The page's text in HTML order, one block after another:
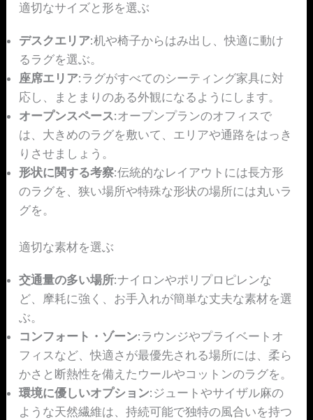
適切なサイズと形を選ぶ
デスクエリア:机や椅子からはみ出し、快適に動け
るラグを選ぶ。
座席エリア:ラグがすべてのシーティング家具に対
応し、まとまりのある外観になるようにします。
オープンスペース:オープンプランのオフィスで
は、大きめのラグを敷いて、エリアや通路をはっき
りさせましょう。
形状に関する考察:伝統的なレイアウトには長方形
のラグを、狭い場所や特殊な形状の場所には丸いラ
グを。
適切な素材を選ぶ
交通量の多い場所:ナイロンやポリプロピレンな
ど、摩耗に強く、お手入れが簡単な丈夫な素材を選
ぶ。
コンフォート・ゾーン:ラウンジやプライベートオ
フィスなど、快適さが最優先される場所には、柔ら
かさと断熱性を備えたウールやコットンのラグを。
環境に優しいオプション:ジュートやサイザル麻の
ような天然繊維は、持続可能で独特の風合いを持つ